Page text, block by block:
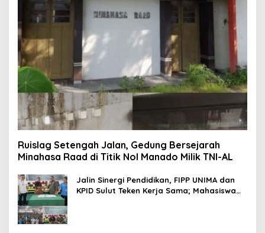
Ruislag Setengah Jalan, Gedung Bersejarah
Minahasa Raad di Titik Nol Manado Milik TNI-AL
Jalin Sinergi Pendidikan, FIPP UNIMA dan
KPID Sulut Teken Kerja Sama; Mahasiswa